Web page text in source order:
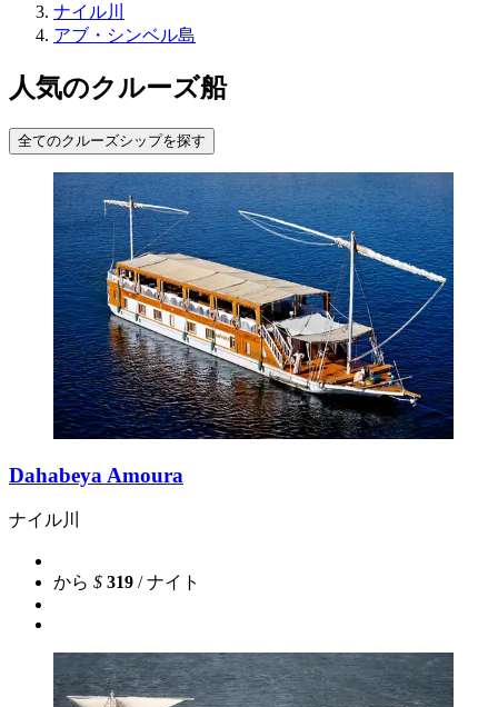
ナイル川
アブ・シンベル島
人気のクルーズ船
全てのクルーズシップを探す
Dahabeya Amoura
ナイル川
から $ 319 / ナイト